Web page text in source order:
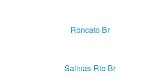
Roncato Br
Salinas-Rio Br